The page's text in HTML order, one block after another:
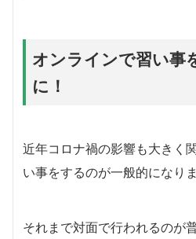
オンラインで習い事
に！
近年コロナ禍の影響も大きく
い事をするのが一般的になりま
それまで対面で行われるのが